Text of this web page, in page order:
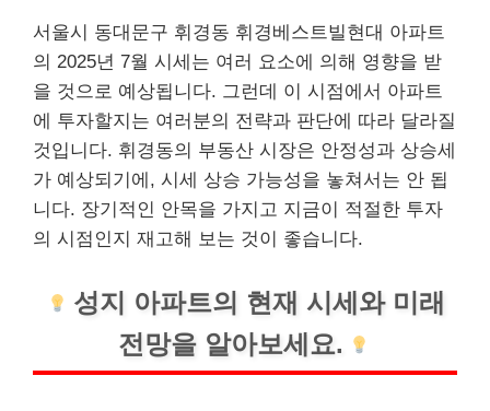
서울시 동대문구 휘경동 휘경베스트빌현대 아파트
의 2025년 7월 시세는 여러 요소에 의해 영향을 받
을 것으로 예상됩니다. 그런데 이 시점에서 아파트
에 투자할지는 여러분의 전략과 판단에 따라 달라질
것입니다. 휘경동의 부동산 시장은 안정성과 상승세
가 예상되기에, 시세 상승 가능성을 놓쳐서는 안 됩
니다. 장기적인 안목을 가지고 지금이 적절한 투자
의 시점인지 재고해 보는 것이 좋습니다.
성지 아파트의 현재 시세와 미래
전망을 알아보세요.